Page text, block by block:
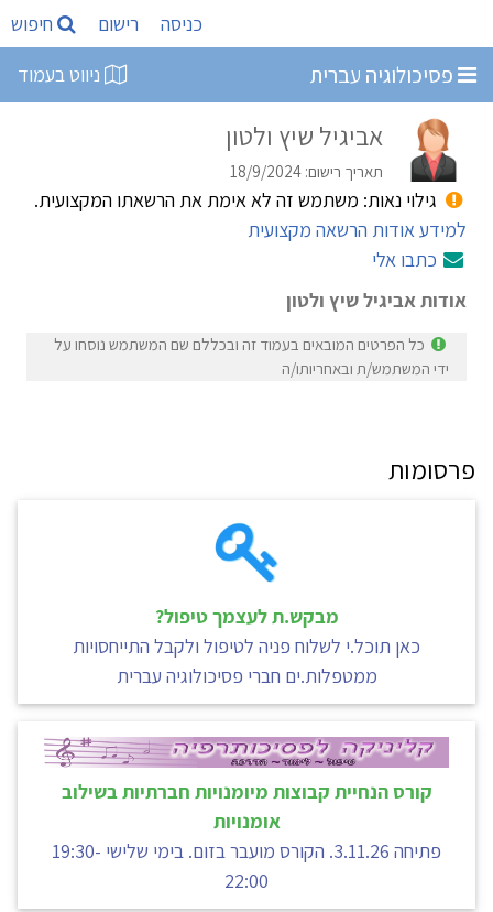
כניסה רישום חיפוש
פסיכולוגיה עברית ניווט בעמוד
אביגיל שיץ ולטון
תאריך רישום: 18/9/2024
גילוי נאות: משתמש זה לא אימת את הרשאתו המקצועית.
למידע אודות הרשאה מקצועית
כתבו אלי
אודות אביגיל שיץ ולטון
כל הפרטים המובאים בעמוד זה ובכללם שם המשתמש נוסחו על
ידי המשתמש/ת ובאחריותו/ה
פרסומות
מבקש.ת לעצמך טיפול?
כאן תוכל.י לשלוח פניה לטיפול ולקבל התייחסויות
ממטפלות.ים חברי פסיכולוגיה עברית
קורס הנחיית קבוצות מיומנויות חברתיות בשילוב
אומנויות
פתיחה 3.11.26. הקורס מועבר בזום. בימי שלישי 19:30-
22:00